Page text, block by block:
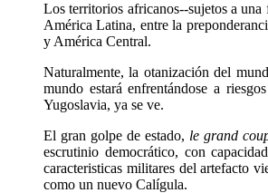
Los territorios africanos--sujetos a
América Latina, entre la
y América Central.
Naturalmente, la otanización del
mundo estará enfrentándose a
Yugoslavia, ya se ve.
El gran golpe de estado, le grand
escrutinio democrático, con
caracteristicas militares del artefacto
como un nuevo Calígula.